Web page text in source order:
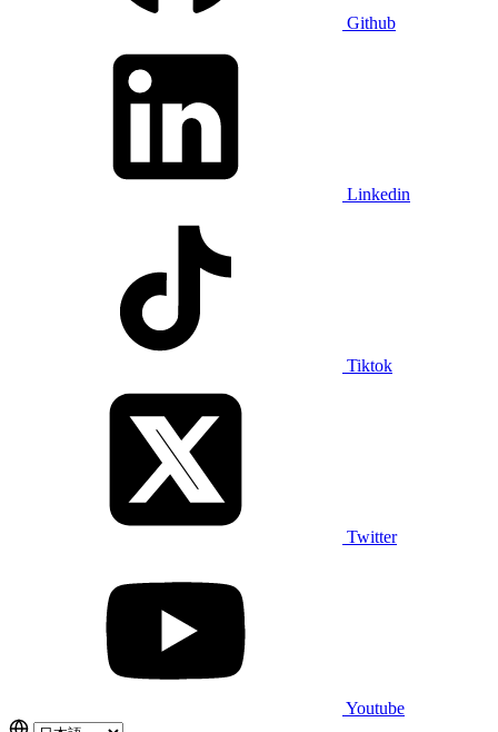
Github
Linkedin
Tiktok
Twitter
Youtube